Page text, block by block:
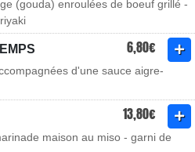
(gouda) enroulées de boeuf grillé -
6,80€
d'une sauce aigre-
13,80€
maison au miso - garni de